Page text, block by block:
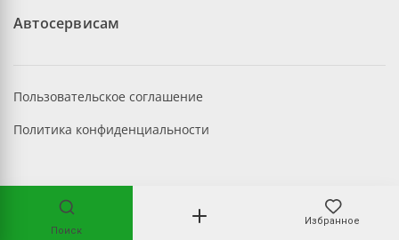
Поиск
Избранное
Автосервисам
©2026 aopt.ru — Все права защищены
Пользовательское соглашение
Политика конфиденциальности